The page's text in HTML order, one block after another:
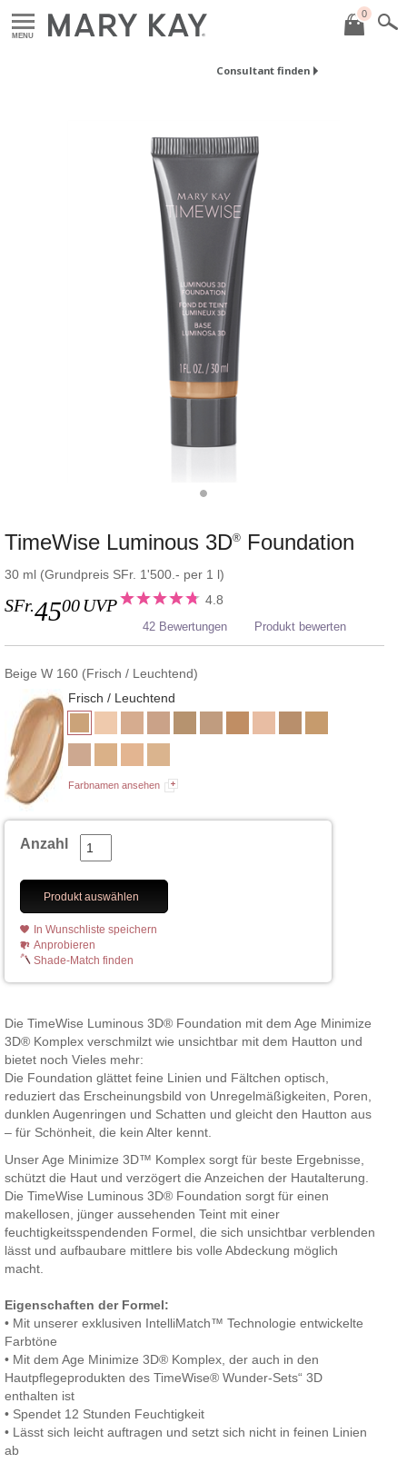
MENU
0
Consultant finden
TimeWise Luminous 3D® Foundation
30 ml (Grundpreis SFr. 1'500.- per 1 l)
SFr.4500 UVP 4.8
42 Bewertungen Produkt bewerten
Beige W 160 (Frisch / Leuchtend)
Frisch / Leuchtend
Farbnamen ansehen
Anzahl
Produkt auswählen
In Wunschliste speichern
Anprobieren
Shade-Match finden
Die TimeWise Luminous 3D® Foundation mit dem Age Minimize
3D® Komplex verschmilzt wie unsichtbar mit dem Hautton und
bietet noch Vieles mehr:
Die Foundation glättet feine Linien und Fältchen optisch,
reduziert das Erscheinungsbild von Unregelmäßigkeiten, Poren,
dunklen Augenringen und Schatten und gleicht den Hautton aus
– für Schönheit, die kein Alter kennt.
Unser Age Minimize 3D™ Komplex sorgt für beste Ergebnisse,
schützt die Haut und verzögert die Anzeichen der Hautalterung.
Die TimeWise Luminous 3D® Foundation sorgt für einen
makellosen, jünger aussehenden Teint mit einer
feuchtigkeitsspendenden Formel, die sich unsichtbar verblenden
lässt und aufbaubare mittlere bis volle Abdeckung möglich
macht.
Eigenschaften der Formel:
• Mit unserer exklusiven IntelliMatch™ Technologie entwickelte
Farbtöne
• Mit dem Age Minimize 3D® Komplex, der auch in den
Hautpflegeprodukten des TimeWise® Wunder-Sets“ 3D
enthalten ist
• Spendet 12 Stunden Feuchtigkeit
• Lässt sich leicht auftragen und setzt sich nicht in feinen Linien
ab